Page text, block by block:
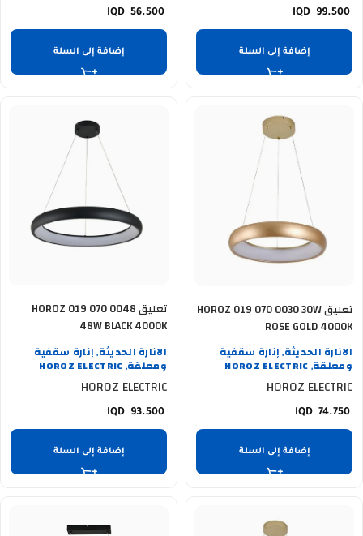
99.500
إضافة إلى السلة
56.500
إضافة إلى السلة
تعليق HOROZ 019 070 0030 30W
ROSE GOLD 4000K
الانارة الحديثة, إنارة سقفية
ومعلقة,
HOROZ ELECTRIC
HOROZ ELECTRIC
74.750
إضافة إلى السلة
تعليق HOROZ 019 070 0048
48W BLACK 4000K
الانارة الحديثة, إنارة سقفية
ومعلقة,
HOROZ ELECTRIC
HOROZ ELECTRIC
93.500
إضافة إلى السلة